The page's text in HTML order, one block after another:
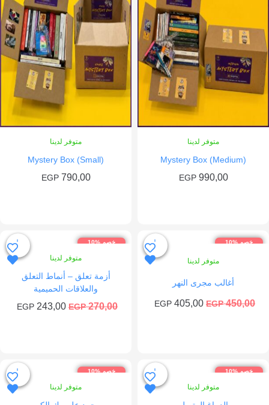
متوفر لدينا
Mystery Box (Medium)
990,00
EGP
متوفر لدينا
Mystery Box (Small)
790,00
EGP
%10
متوفر لدينا
أغالب مجرى النهر
EGPالسعر
405,00
EGP السعر
خصم %10
متوفر لدينا
أزمة تعلق – أنماط التعلق
والعلاقات الحميمية
270,00
EGPالسعر
243,00
EGP السعر
%10
متوفر لدينا
خصم %10
متوفر لدينا